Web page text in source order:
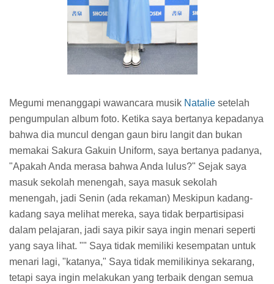
Megumi menanggapi wawancara musik Natalie setelah
pengumpulan album foto. Ketika saya bertanya kepadanya
bahwa dia muncul dengan gaun biru langit dan bukan
memakai Sakura Gakuin Uniform, saya bertanya padanya,
"Apakah Anda merasa bahwa Anda lulus?" Sejak saya
masuk sekolah menengah, saya masuk sekolah
menengah, jadi Senin (ada rekaman) Meskipun kadang-
kadang saya melihat mereka, saya tidak berpartisipasi
dalam pelajaran, jadi saya pikir saya ingin menari seperti
yang saya lihat. "" Saya tidak memiliki kesempatan untuk
menari lagi, "katanya," Saya tidak memilikinya sekarang,
tetapi saya ingin melakukan yang terbaik dengan semua